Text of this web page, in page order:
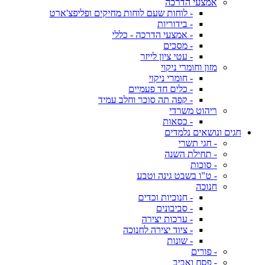
אמצעי הדרכה
- לוחות שעם לוחות מחיקים ופליפצ'ארט
- בידוריות
- אמצעי הדרכה - כללי
- מסכים
- עטי ציון לייזר
מזון וחומרי ניקוי
- חומרי ניקוי
- כלים חד פעמיים
- קפה תה סוכר וחלב עמיד
ריהוט משרדי
- כסאות
חגים ונושאים נלמדים
- חגי תשרי
- תחילת השנה
- סוכות
- ט"ו בשבט גינה וטבע
חנוכה
- חנוכיות וכדים
- סביבונים
- ערכות יצירה
- ציוד יצירה לחנוכה
- שונות
- פורים
- פסח ואביב